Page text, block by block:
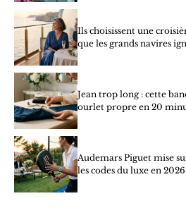
Ils choisissent une
que les grands navires
Jean trop long : cette
ourlet propre en 20
Audemars Piguet mise
les codes du luxe en 2026